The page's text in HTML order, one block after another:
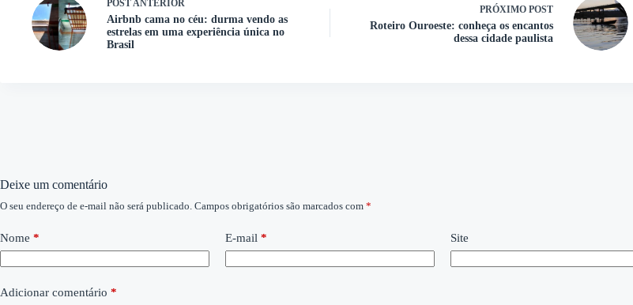
POST ANTERIOR
Airbnb cama no céu: durma vendo as
estrelas em uma experiência única no
Brasil
PRÓXIMO POST
Roteiro Ouroeste: conheça os encantos
dessa cidade paulista
Deixe um comentário
O seu endereço de e-mail não será publicado. Campos obrigatórios são marcados com *
Nome * E-mail * Site
Adicionar comentário *